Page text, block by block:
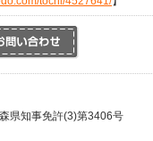
県知事免許(3)第3406号